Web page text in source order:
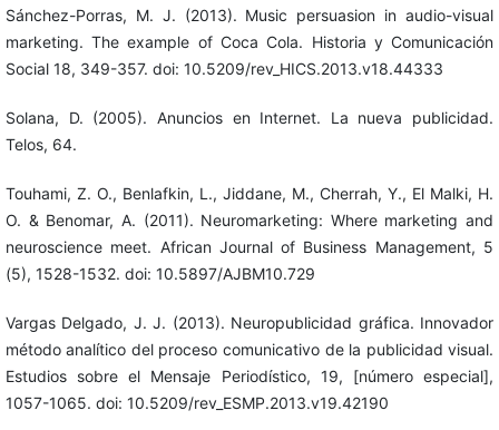
Sánchez-Porras, M. J. (2013). Music persuasion in audio-visual
marketing. The example of Coca Cola. Historia y Comunicación
Social 18, 349-357. doi: 10.5209/rev_HICS.2013.v18.44333
Solana, D. (2005). Anuncios en Internet. La nueva publicidad.
Telos, 64.
Touhami, Z. O., Benlafkin, L., Jiddane, M., Cherrah, Y., El Malki, H.
O. & Benomar, A. (2011). Neuromarketing: Where marketing and
neuroscience meet. African Journal of Business Management, 5
(5), 1528-1532. doi: 10.5897/AJBM10.729
Vargas Delgado, J. J. (2013). Neuropublicidad gráfica. Innovador
método analítico del proceso comunicativo de la publicidad visual.
Estudios sobre el Mensaje Periodístico, 19, [número especial],
1057-1065. doi: 10.5209/rev_ESMP.2013.v19.42190